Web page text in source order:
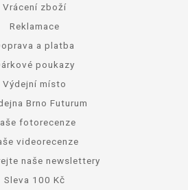
Vrácení zboží
Reklamace
a platba
poukazy
Výdejní místo
Brno Futurum
fotorecenze
videorecenze
naše newslettery
Sleva 100 Kč